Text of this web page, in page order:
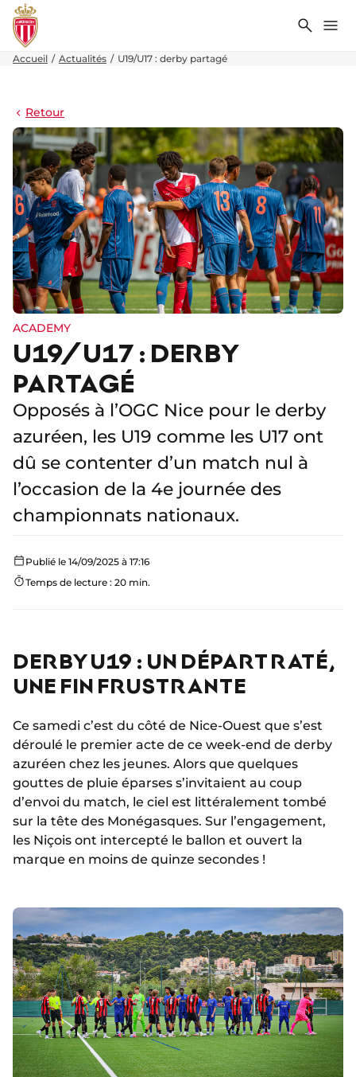
Accueil Actualités U19/U17 : derby partagé
Retour
ACADEMY
U19/U17 : DERBY
PARTAGÉ
Opposés à l’OGC Nice pour le derby
azuréen, les U19 comme les U17 ont
dû se contenter d’un match nul à
l’occasion de la 4e journée des
championnats nationaux.
Publié le 14/09/2025 à 17:16
Temps de lecture : 20 min.
DERBY U19 : UN DÉPART RATÉ,
UNE FIN FRUSTRANTE
Ce samedi c’est du côté de Nice-Ouest que s’est
déroulé le premier acte de ce week-end de derby
azuréen chez les jeunes. Alors que quelques
gouttes de pluie éparses s’invitaient au coup
d’envoi du match, le ciel est littéralement tombé
sur la tête des Monégasques. Sur l’engagement,
les Niçois ont intercepté le ballon et ouvert la
marque en moins de quinze secondes !